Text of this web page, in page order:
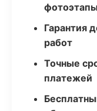
фотоэтапы
Гарантия
работ
Точные
платежей